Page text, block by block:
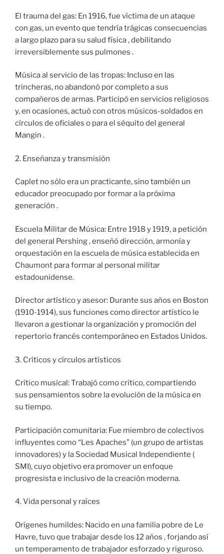
El trauma del gas: En 1916, fue víctima de un ataque
con gas, un evento que tendría trágicas consecuencias
a largo plazo para su salud física , debilitando
irreversiblemente sus pulmones .
Música al servicio de las tropas: Incluso en las
trincheras, no abandonó por completo a sus
compañeros de armas. Participó en servicios religiosos
y, en ocasiones, actuó con otros músicos-soldados en
círculos de oficiales o para el séquito del general
Mangin .
2. Enseñanza y transmisión
Caplet no sólo era un practicante, sino también un
educador preocupado por formar a la próxima
generación .
Escuela Militar de Música: Entre 1918 y 1919, a petición
del general Pershing , enseñó dirección, armonía y
orquestación en la escuela de música establecida en
Chaumont para formar al personal militar
estadounidense.
Director artístico y asesor: Durante sus años en Boston
(1910-1914), sus funciones como director artístico le
llevaron a gestionar la organización y promoción del
repertorio francés contemporáneo en Estados Unidos.
3. Críticos y círculos artísticos
Crítico musical: Trabajó como crítico, compartiendo
sus pensamientos sobre la evolución de la música en
su tiempo.
Participación comunitaria: Fue miembro de colectivos
influyentes como “Les Apaches” (un grupo de artistas
innovadores) y la Sociedad Musical Independiente (
SMI), cuyo objetivo era promover un enfoque
progresista e inclusivo de la creación moderna.
4. Vida personal y raíces
Orígenes humildes: Nacido en una familia pobre de Le
Havre, tuvo que trabajar desde los 12 años , forjando así
un temperamento de trabajador esforzado y riguroso.